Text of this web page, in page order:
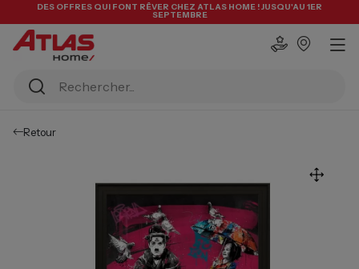
DES OFFRES QUI FONT RÊVER CHEZ ATLAS HOME ! JUSQU'AU 1ER
SEPTEMBRE
Retour